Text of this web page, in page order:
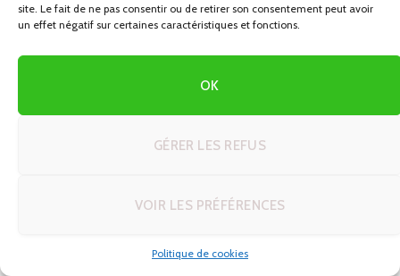
site. Le fait de ne pas consentir ou de retirer son consentement peut avoir
un effet négatif sur certaines caractéristiques et fonctions.
OK
GÉRER LES REFUS
VOIR LES PRÉFÉRENCES
Politique de cookies
AUTRES ARTICLES QUI POURRAIENT